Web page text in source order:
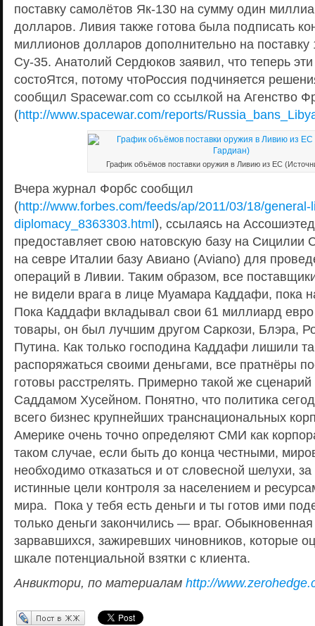
поставку самолётов Як-130 на сумму один
долларов. Ливия также готова была подписать
миллионов долларов дополнительно на поставку
Су-35. Анатолий Сердюков заявил, что теперь эти
состоЯтся, потому чтоРоссия подчиняется
сообщил Spacewar.com со ссылкой на Агенство
(http://www.spacewar.com/reports/
График объёмов поставки оружия в Ливию из ЕС
Вчера журнал Форбс сообщил
(http://www.forbes.com/feeds/ap/2011/03/18/general-
diplomacy_8363303.html), ссылаясь на
предоставляет свою натовскую базу на Сицилии
на севре Италии базу Авиано (Aviano) для
операций в Ливии. Таким образом, все
не видели врага в лице Муамара Каддафи, пока
Пока Каддафи вкладывал свои 61 миллиард
товары, он был лучшим другом Саркози, Блэра,
Путина. Как только господина Каддафи лишили
распоряжаться своими деньгами, все пратнёры
готовы расстрелять. Примерно такой же
Саддамом Хусейном. Понятно, что политика
всего бизнес крупнейших транснациональных
Америке очень точно определяют СМИ как
таком случае, если быть до конца честными,
необходимо отказаться и от словесной шелухи,
истинные цели контроля за населением и
мира. Пока у тебя есть деньги и ты готов ими
только деньги закончились — враг.
зарвавшихся, зажиревших чиновников, которые
шкале потенциальной взятки с клиента.
Анвиктори, по материалам http://
Перепост в ЖЖ